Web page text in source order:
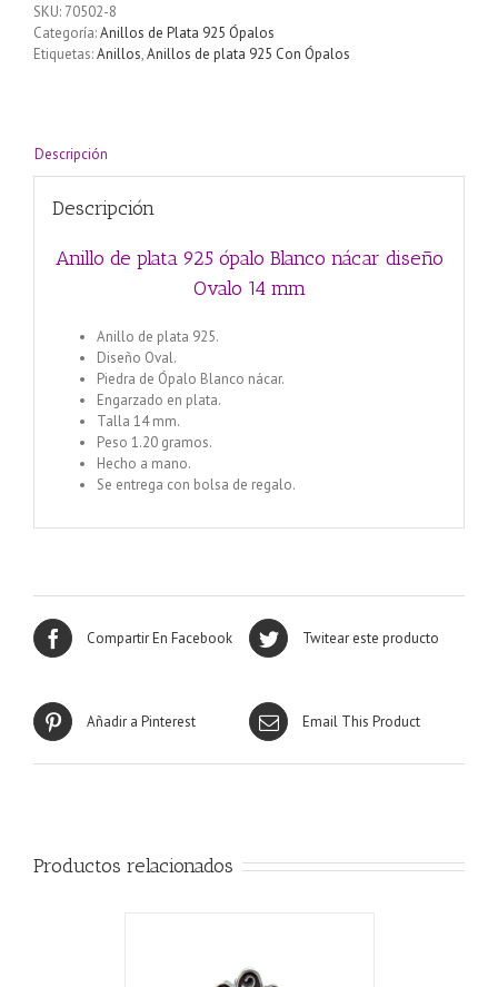
SKU: 70502-8
Categoría:Anillos de Plata 925 Ópalos
Etiquetas:Anillos,Anillos de plata 925 Con Ópalos
Descripción
Descripción
Anillo de plata 925 ópalo Blanco nácar diseño
Ovalo 14 mm
Anillo de plata 925.
Diseño Oval.
Piedra de Ópalo Blanco nácar.
Engarzado en plata.
Talla 14 mm.
Peso 1.20 gramos.
Hecho a mano.
Se entrega con bolsa de regalo.
Compartir En Facebook Twitear este producto
Añadir a Pinterest Email This Product
Productos relacionados